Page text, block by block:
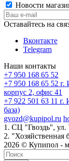
Новости
Оставайтесь на
Вконтакте
Telegram
Наши контакты
+7 950 168 65 52
+7 950 168 65 52 г.
корпус 2, офис 41
+7 922 501 63 11 г.
база)
gvozd@kupipol.ru
1. СЦ "Гвоздь", ул.
2. "Хозяйственная
2026 © Купипол -